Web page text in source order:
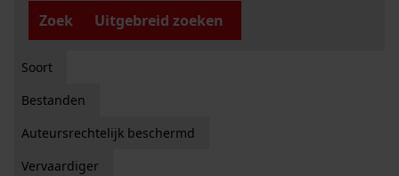
Zoek
Uitgebreid zoeken
Soort
Bestanden
Auteursrechtelijk beschermd
Vervaardiger